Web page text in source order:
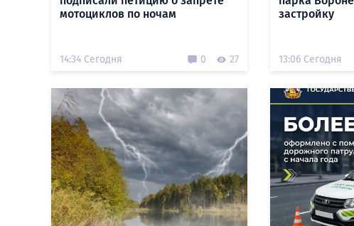
мотоциклов по ночам
14:34 Сегодня 0 27
застройку
13:06 Сегодня